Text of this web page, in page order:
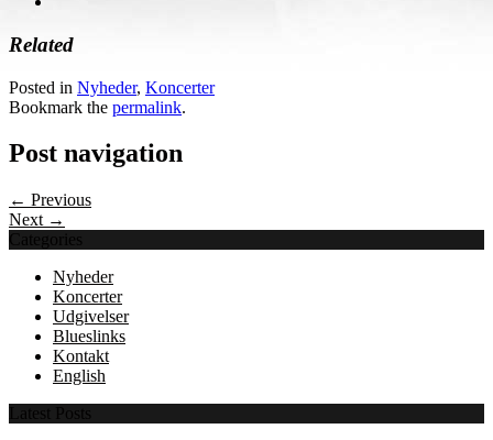
Related
Posted in Nyheder, Koncerter
Bookmark the permalink.
Post navigation
← Previous
Next →
Categories
Nyheder
Koncerter
Udgivelser
Blueslinks
Kontakt
English
Latest Posts